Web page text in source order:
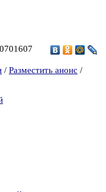
/ Разместить анонс /